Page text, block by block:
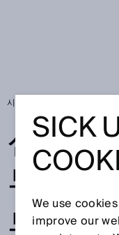
시작 페이지
선상에
두기 -
SICK
We use
improve our